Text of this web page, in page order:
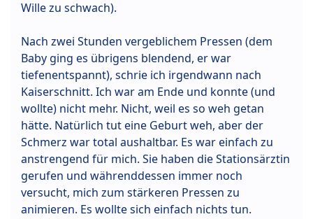
Wille zu schwach).
Nach zwei Stunden vergeblichem Pressen (dem
Baby ging es übrigens blendend, er war
tiefenentspannt), schrie ich irgendwann nach
Kaiserschnitt. Ich war am Ende und konnte (und
wollte) nicht mehr. Nicht, weil es so weh getan
hätte. Natürlich tut eine Geburt weh, aber der
Schmerz war total aushaltbar. Es war einfach zu
anstrengend für mich. Sie haben die Stationsärztin
gerufen und währenddessen immer noch
versucht, mich zum stärkeren Pressen zu
animieren. Es wollte sich einfach nichts tun.